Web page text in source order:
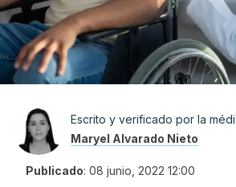
Escrito y verificado por la
Maryel Alvarado Nieto
Publicado: 08 junio, 2022 12:00